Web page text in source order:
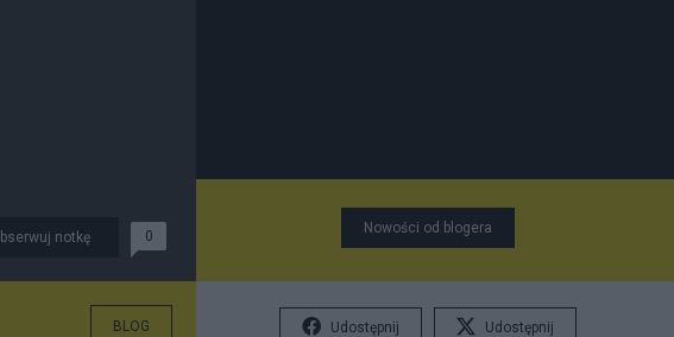
notkę 0
BLOG
Nowości od blogera
Udostępnij Udostępnij